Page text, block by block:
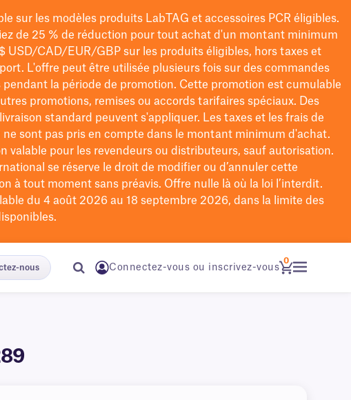
sur les modèles produits LabTAG et accessoires PCR éligibles.
de 25 % de réduction pour tout achat d'un montant minimum
USD/CAD/EUR/GBPsur les produits éligibles, hors taxes et
. L'offre peut être utilisée plusieurs fois sur des commandes
pendant la période de promotion. Cette promotion est cumulable
promotions, remises ou accords tarifaires spéciaux. Des
standard peuvent s'appliquer. Les taxes et les frais de
ne sont pas pris en compte dans le montant minimum d'achat.
valable pour les revendeurs ou distributeurs, sauf autorisation.
se réserve le droit de modifierou d’annuler cette
à tout moment sans préavis. Offre nulle là où la loi l’interdit.
du 4 août 2026 au 18 septembre 2026, dans la limite des
nous Connectez-vous ou inscrivez-vous
0